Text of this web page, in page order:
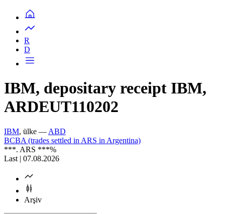
R
D
IBM, depositary receipt IBM,
ARDEUT110202
IBM, ülke — ABD
BCBA (trades settled in ARS in Argentina)
***. ARS ***%
Last | 07.08.2026
Arşiv